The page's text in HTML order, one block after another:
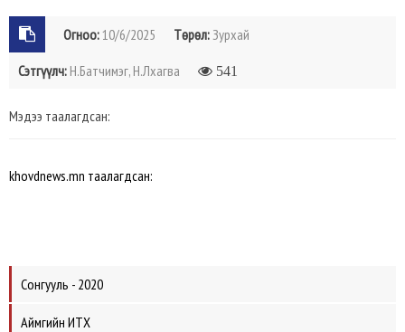
Огноо:10/6/2025 Төрөл:Зурхай
Сэтгүүлч: Н.Батчимэг, Н.Лхагва 541
Мэдээ таалагдсан:
khovdnews.mn таалагдсан:
Сонгууль - 2020
Аймгийн ИТХ